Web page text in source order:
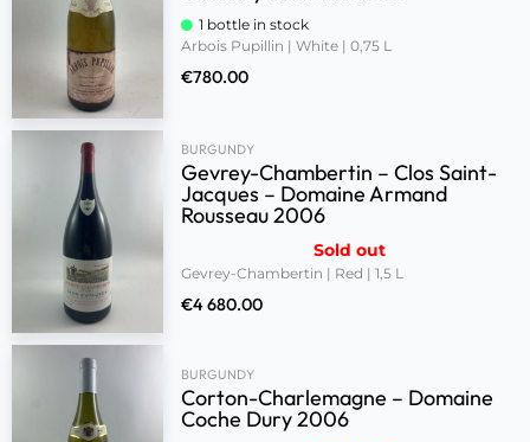
1 bottle in stock
Arbois Pupillin | White | 0,75 L
€780.00
BURGUNDY
Gevrey-Chambertin – Clos Saint-
Jacques – Domaine Armand
Rousseau 2006
Sold out
Gevrey-Chambertin | Red | 1,5 L
€4 680.00
BURGUNDY
Corton-Charlemagne – Domaine
Coche Dury 2006